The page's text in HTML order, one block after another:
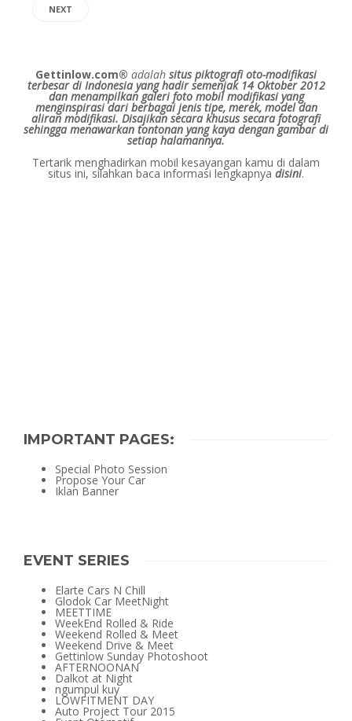
NEXT
Gettinlow.com® adalah situs piktografi oto-modifikasi
terbesar di Indonesia yang hadir semenjak 14 Oktober 2012
dan menampilkan galeri foto mobil modifikasi yang
menginspirasi dari berbagai jenis tipe, merek, model dan
aliran modifikasi. Disajikan secara khusus secara fotografi
sehingga menawarkan tontonan yang kaya dengan gambar di
setiap halamannya.
Tertarik menghadirkan mobil kesayangan kamu di dalam
situs ini, silahkan baca informasi lengkapnya disini.
IMPORTANT PAGES:
Special Photo Session
Propose Your Car
Iklan Banner
EVENT SERIES
Elarte Cars N Chill
Glodok Car MeetNight
MEETTIME
WeekEnd Rolled & Ride
Weekend Rolled & Meet
Weekend Drive & Meet
Gettinlow Sunday Photoshoot
AFTERNOONAN
Dalkot at Night
ngumpul kuy
LOWFITMENT DAY
Auto Project Tour 2015